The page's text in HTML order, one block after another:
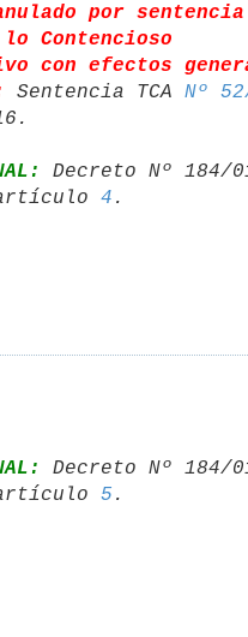
por
Contencioso
con efectos
Sentencia TCA Nº
Decreto Nº 184/
4
Decreto Nº 184/
5